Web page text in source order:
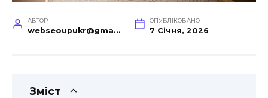
АВТОР
webseoupukr@gmail.com
ОПУБЛІКОВАНО
7 Січня, 2026
Зміст